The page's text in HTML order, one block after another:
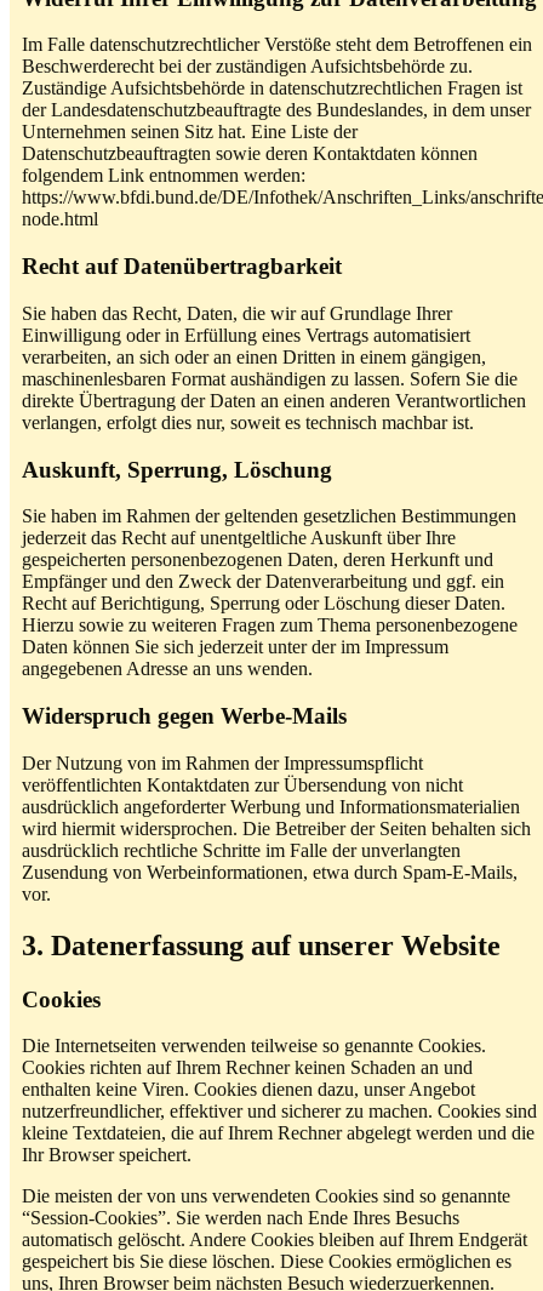
Im Falle datenschutzrechtlicher Verstöße steht dem Betroffenen ein
Beschwerderecht bei der zuständigen Aufsichtsbehörde zu.
Zuständige Aufsichtsbehörde in datenschutzrechtlichen Fragen ist
der Landesdatenschutzbeauftragte des Bundeslandes, in dem unser
Unternehmen seinen Sitz hat. Eine Liste der
Datenschutzbeauftragten sowie deren Kontaktdaten können
folgendem Link entnommen werden:
https://www.bfdi.bund.de/DE/Infothek/Anschriften_Links/
node.html
Recht auf Datenübertragbarkeit
Sie haben das Recht, Daten, die wir auf Grundlage Ihrer
Einwilligung oder in Erfüllung eines Vertrags automatisiert
verarbeiten, an sich oder an einen Dritten in einem gängigen,
maschinenlesbaren Format aushändigen zu lassen. Sofern Sie die
direkte Übertragung der Daten an einen anderen Verantwortlichen
verlangen, erfolgt dies nur, soweit es technisch machbar ist.
Auskunft, Sperrung, Löschung
Sie haben im Rahmen der geltenden gesetzlichen Bestimmungen
jederzeit das Recht auf unentgeltliche Auskunft über Ihre
gespeicherten personenbezogenen Daten, deren Herkunft und
Empfänger und den Zweck der Datenverarbeitung und ggf. ein
Recht auf Berichtigung, Sperrung oder Löschung dieser Daten.
Hierzu sowie zu weiteren Fragen zum Thema personenbezogene
Daten können Sie sich jederzeit unter der im Impressum
angegebenen Adresse an uns wenden.
Widerspruch gegen Werbe-Mails
Der Nutzung von im Rahmen der Impressumspflicht
veröffentlichten Kontaktdaten zur Übersendung von nicht
ausdrücklich angeforderter Werbung und Informationsmaterialien
wird hiermit widersprochen. Die Betreiber der Seiten behalten sich
ausdrücklich rechtliche Schritte im Falle der unverlangten
Zusendung von Werbeinformationen, etwa durch Spam-E-Mails,
vor.
3. Datenerfassung auf unserer Website
Cookies
Die Internetseiten verwenden teilweise so genannte Cookies.
Cookies richten auf Ihrem Rechner keinen Schaden an und
enthalten keine Viren. Cookies dienen dazu, unser Angebot
nutzerfreundlicher, effektiver und sicherer zu machen. Cookies sind
kleine Textdateien, die auf Ihrem Rechner abgelegt werden und die
Ihr Browser speichert.
Die meisten der von uns verwendeten Cookies sind so genannte
“Session-Cookies”. Sie werden nach Ende Ihres Besuchs
automatisch gelöscht. Andere Cookies bleiben auf Ihrem Endgerät
gespeichert bis Sie diese löschen. Diese Cookies ermöglichen es
uns, Ihren Browser beim nächsten Besuch wiederzuerkennen.